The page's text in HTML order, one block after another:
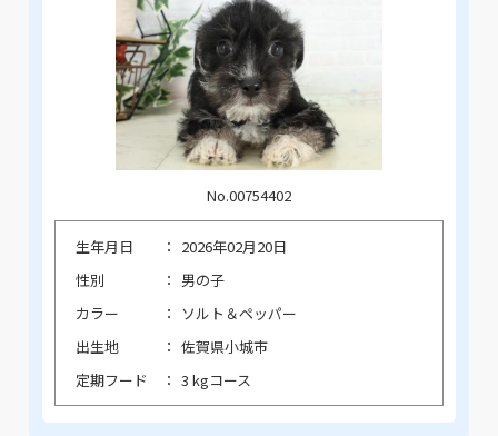
No.00754402
生年月日
2026年02月20日
性別
男の子
カラー
ソルト＆ペッパー
出生地
佐賀県小城市
定期フード
3 kgコース